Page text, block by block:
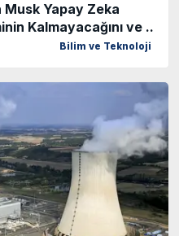
Musk Yapay Zeka
Kalmayacağını ve ..
Bilim ve Teknoloji